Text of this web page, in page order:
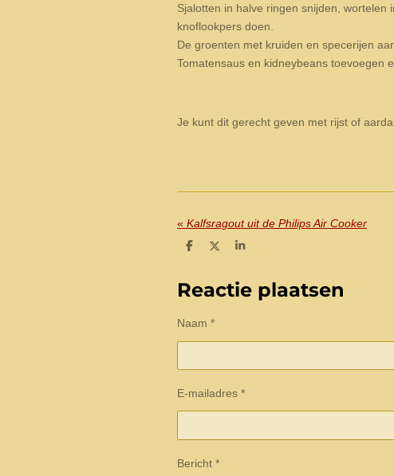
Sjalotten in halve ringen snijden,
knoflookpers doen.
De groenten met kruiden en specerijen
Tomatensaus en kidneybeans toevoegen
Je kunt dit gerecht geven met rijst of
« Kalfsragout uit de Philips Air Cooker
D
e
n
D
S
r
e
Reactie plaatsen
Naam *
E-mailadres *
Bericht *